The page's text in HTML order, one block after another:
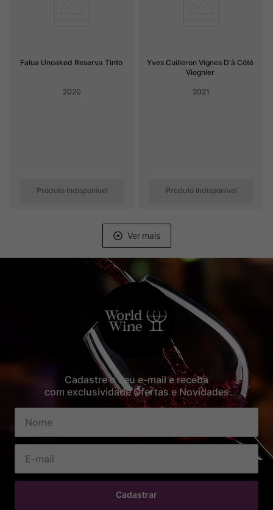
Falua Unoaked Reserva Tinto
2020
Produto Indisponível
Yves Cuilleron Vignes D'à Côté
Viognier
2021
Produto Indisponível
Cadastre o seu e-mail e receba
com exclusividade Ofertas e Novidades
Cadastrar